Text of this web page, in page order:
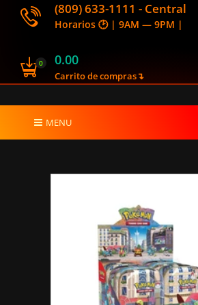
(809) 633-1111 - Central
Horarios 🕑 | 9AM — 9PM |
0 0.00
Carrito de compras↴
MENU